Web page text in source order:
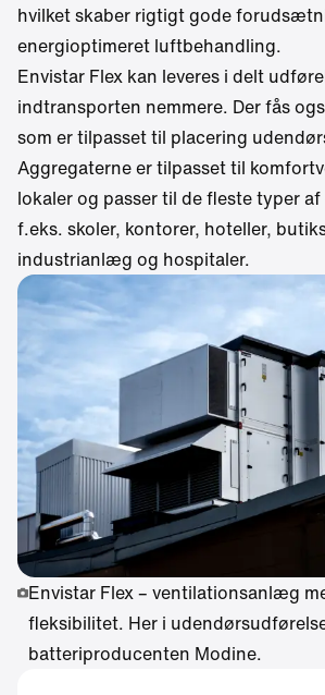
hvilket skaber rigtigt gode
energioptimeret luftbehandling.
Envistar Flex kan leveres i delt
indtransporten nemmere. Der fås
som er tilpasset til placering
Aggregaterne er tilpasset til
lokaler og passer til de fleste typer
f.eks. skoler, kontorer, hoteller,
industrianlæg og hospitaler.
Envistar Flex – ventilationsanlæg
fleksibilitet. Her i
batteriproducenten Modine.